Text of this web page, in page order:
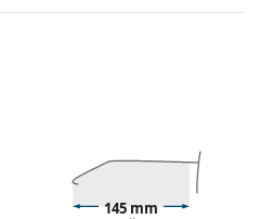
54ist eine Brille für
dieser Brille aussehen.
passt perfekt zu
schwarzem
145 mm